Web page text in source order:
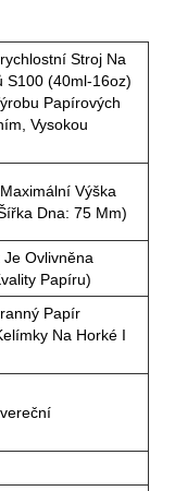
Stroj Na
S100 (40ml-16oz)
Papírových
Vysokou
Výška
Dna: 75 Mm)
Ovlivněna
Papíru)
Papír
Na Horké I